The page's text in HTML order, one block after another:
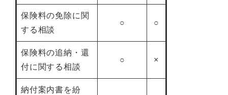
保険料の免除に関
する相談
○ ○
保険料の追納・還
付に関する相談
○ ×
納付案内書を紛